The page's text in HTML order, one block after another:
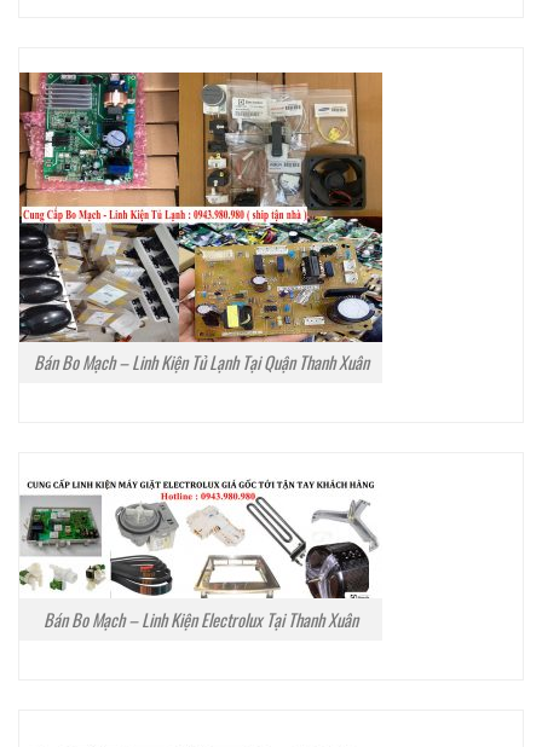
Bán Bo Mạch – Linh Kiện Tủ Lạnh Tại Quận Thanh Xuân
Bán Bo Mạch – Linh Kiện Electrolux Tại Thanh Xuân